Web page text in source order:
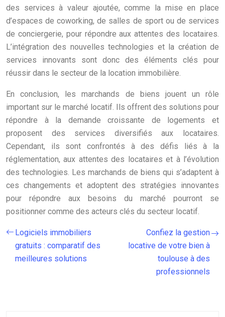
des services à valeur ajoutée, comme la mise en place
d’espaces de coworking, de salles de sport ou de services
de conciergerie, pour répondre aux attentes des locataires.
L’intégration des nouvelles technologies et la création de
services innovants sont donc des éléments clés pour
réussir dans le secteur de la location immobilière.
En conclusion, les marchands de biens jouent un rôle
important sur le marché locatif. Ils offrent des solutions pour
répondre à la demande croissante de logements et
proposent des services diversifiés aux locataires.
Cependant, ils sont confrontés à des défis liés à la
réglementation, aux attentes des locataires et à l’évolution
des technologies. Les marchands de biens qui s’adaptent à
ces changements et adoptent des stratégies innovantes
pour répondre aux besoins du marché pourront se
positionner comme des acteurs clés du secteur locatif.
Logiciels immobiliers
gratuits : comparatif des
meilleures solutions
Confiez la gestion
locative de votre bien à
toulouse à des
professionnels